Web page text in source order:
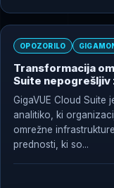
OPOZORILO
Transformacija
Suite nepogrešljiv
GigaVUE Cloud Suite
analitiko, ki
omrežne
prednosti, ki so...